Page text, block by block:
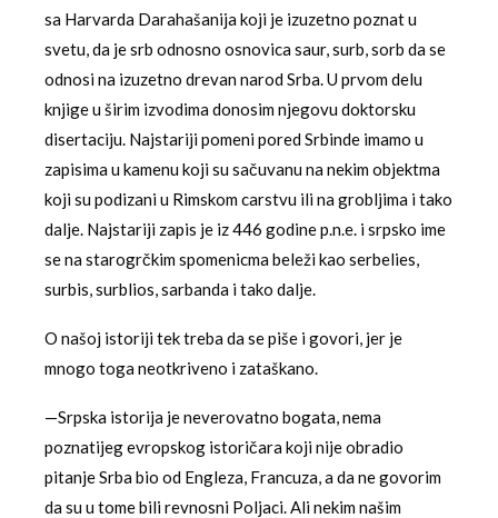
sa Harvarda Darahašanija koji je izuzetno poznat u
svetu, da je srb odnosno osnovica saur, surb, sorb da se
odnosi na izuzetno drevan narod Srba. U prvom delu
knjige u širim izvodima donosim njegovu doktorsku
disertaciju. Najstariji pomeni pored Srbinde imamo u
zapisima u kamenu koji su sačuvanu na nekim objektma
koji su podizani u Rimskom carstvu ili na grobljima i tako
dalje. Najstariji zapis je iz 446 godine p.n.e. i srpsko ime
se na starogrčkim spomenicma beleži kao serbelies,
surbis, surblios, sarbanda i tako dalje.
O našoj istoriji tek treba da se piše i govori, jer je
mnogo toga neotkriveno i zataškano.
—Srpska istorija je neverovatno bogata, nema
poznatijeg evropskog istoričara koji nije obradio
pitanje Srba bio od Engleza, Francuza, a da ne govorim
da su u tome bili revnosni Poljaci. Ali nekim našim